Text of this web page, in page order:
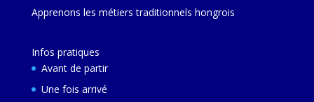
Apprenons les métiers traditionnels hongrois
Infos pratiques
Avant de partir
Une fois arrivé